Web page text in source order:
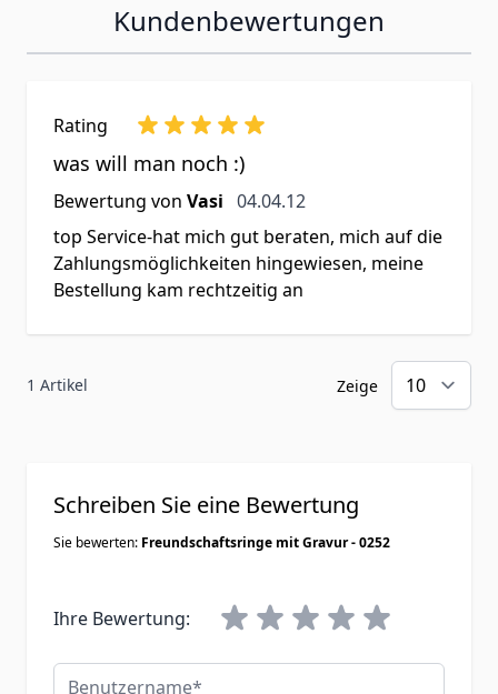
Kundenbewertungen
Rating
was will man noch :)
Bewertung von Vasi 4. April 2012
04.04.12
top Service-hat mich gut beraten, mich auf die
Zahlungsmöglichkeiten hingewiesen, meine
Bestellung kam rechtzeitig an
1 Artikel Zeige
Schreiben Sie eine Bewertung
Sie bewerten: Freundschaftsringe mit Gravur - 0252
Ihre Bewertung:
Benutzername